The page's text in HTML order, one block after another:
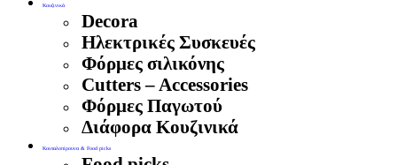
Κουζινικά
Decora
Ηλεκτρικές Συσκευές
Φόρμες σιλικόνης
Cutters – Accessories
Φόρμες Παγωτού
Διάφορα Κουζινικά
Κουταλοπίρουνα & Food picks